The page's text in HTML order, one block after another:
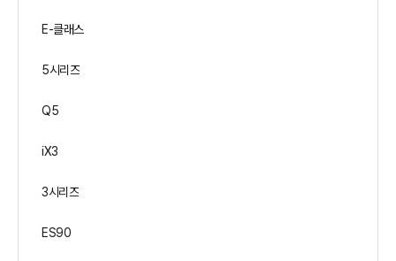
E-클래스
5시리즈
Q5
iX3
3시리즈
ES90